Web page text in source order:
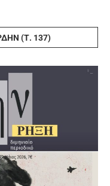
(Τ. 137)